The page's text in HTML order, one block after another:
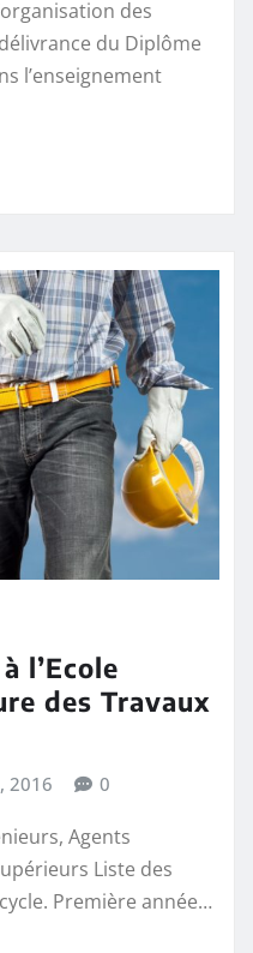
des
du Diplôme
l’enseignement
l’Ecole
des Travaux
2016 0
Agents
Liste des
Première année…